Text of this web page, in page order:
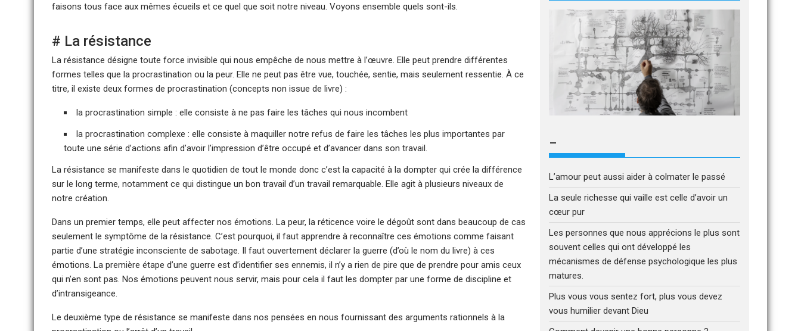
faisons tous face aux mêmes écueils et ce quel que soit notre niveau. Voyons ensemble quels sont-ils.
# La résistance
La résistance désigne toute force invisible qui nous empêche de nous mettre à l’œuvre. Elle peut prendre différentes
formes telles que la procrastination ou la peur. Elle ne peut pas être vue, touchée, sentie, mais seulement ressentie. À ce
titre, il existe deux formes de procrastination (concepts non issue de livre) :
la procrastination simple : elle consiste à ne pas faire les tâches qui nous incombent
la procrastination complexe : elle consiste à maquiller notre refus de faire les tâches les plus importantes par
toute une série d’actions afin d’avoir l’impression d’être occupé et d’avancer dans son travail.
La résistance se manifeste dans le quotidien de tout le monde donc c’est la capacité à la dompter qui crée la différence
sur le long terme, notamment ce qui distingue un bon travail d’un travail remarquable. Elle agit à plusieurs niveaux de
notre création.
Dans un premier temps, elle peut affecter nos émotions. La peur, la réticence voire le dégoût sont dans beaucoup de cas
seulement le symptôme de la résistance. C’est pourquoi, il faut apprendre à reconnaître ces émotions comme faisant
partie d’une stratégie inconsciente de sabotage. Il faut ouvertement déclarer la guerre (d’où le nom du livre) à ces
émotions. La première étape d’une guerre est d’identifier ses ennemis, il n’y a rien de pire que de prendre pour amis ceux
qui n’en sont pas. Nos émotions peuvent nous servir, mais pour cela il faut les dompter par une forme de discipline et
d’intransigeance.
Le deuxième type de résistance se manifeste dans nos pensées en nous fournissant des arguments rationnels à la
–
L’amour peut aussi aider à colmater le passé
La seule richesse qui vaille est celle d’avoir un
cœur pur
Les personnes que nous apprécions le plus sont
souvent celles qui ont développé les
mécanismes de défense psychologique les plus
matures.
Plus vous vous sentez fort, plus vous devez
vous humilier devant Dieu